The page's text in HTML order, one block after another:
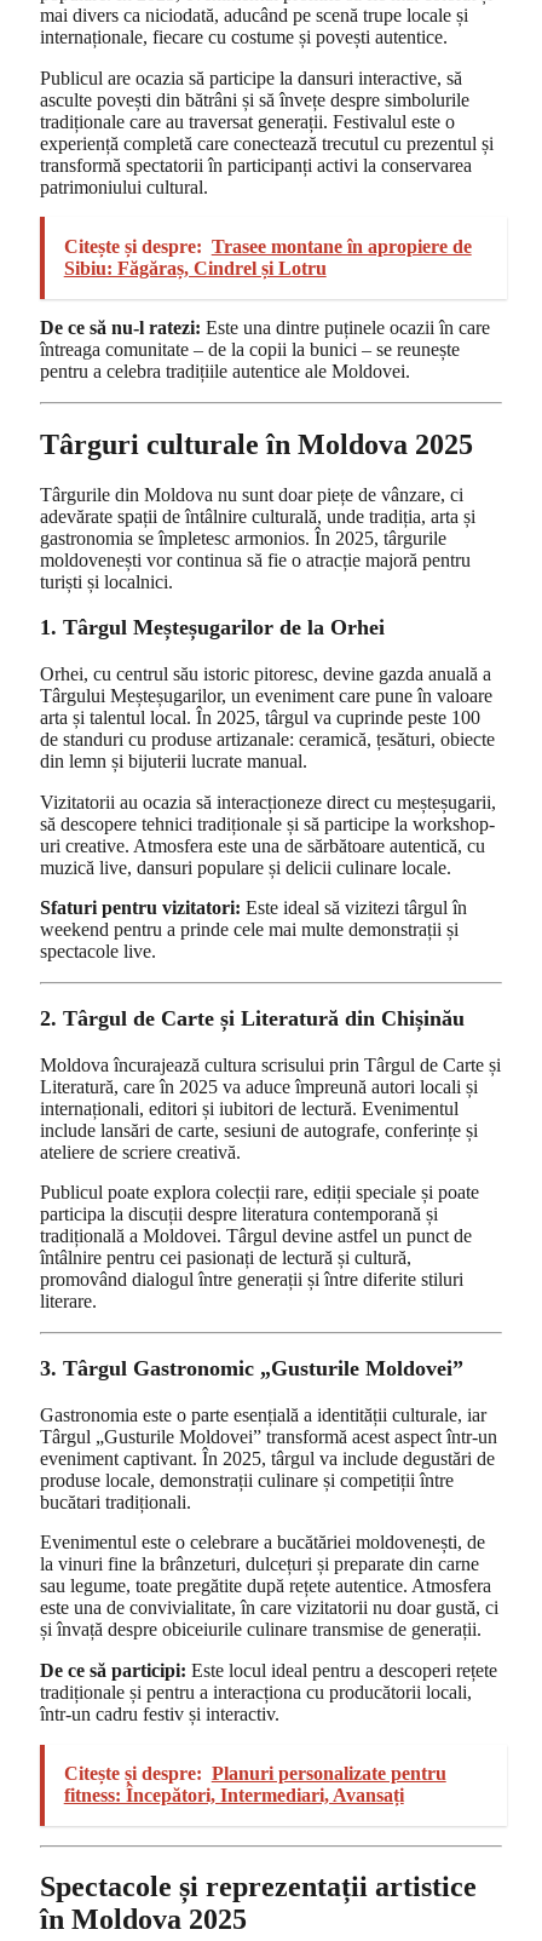
mai divers ca niciodată, aducând pe scenă trupe locale și
internaționale, fiecare cu costume și povești autentice.
Publicul are ocazia să participe la dansuri interactive, să
asculte povești din bătrâni și să învețe despre simbolurile
tradiționale care au traversat generații. Festivalul este o
experiență completă care conectează trecutul cu prezentul și
transformă spectatorii în participanți activi la conservarea
patrimoniului cultural.
Citește și despre: Trasee montane în apropiere de
Sibiu: Făgăraș, Cindrel și Lotru
De ce să nu-l ratezi: Este una dintre puținele ocazii în care
întreaga comunitate – de la copii la bunici – se reunește
pentru a celebra tradițiile autentice ale Moldovei.
Târguri culturale în Moldova 2025
Târgurile din Moldova nu sunt doar piețe de vânzare, ci
adevărate spații de întâlnire culturală, unde tradiția, arta și
gastronomia se împletesc armonios. În 2025, târgurile
moldovenești vor continua să fie o atracție majoră pentru
turiști și localnici.
1. Târgul Meșteșugarilor de la Orhei
Orhei, cu centrul său istoric pitoresc, devine gazda anuală a
Târgului Meșteșugarilor, un eveniment care pune în valoare
arta și talentul local. În 2025, târgul va cuprinde peste 100
de standuri cu produse artizanale: ceramică, țesături, obiecte
din lemn și bijuterii lucrate manual.
Vizitatorii au ocazia să interacționeze direct cu meșteșugarii,
să descopere tehnici tradiționale și să participe la workshop-
uri creative. Atmosfera este una de sărbătoare autentică, cu
muzică live, dansuri populare și delicii culinare locale.
Sfaturi pentru vizitatori: Este ideal să vizitezi târgul în
weekend pentru a prinde cele mai multe demonstrații și
spectacole live.
2. Târgul de Carte și Literatură din Chișinău
Moldova încurajează cultura scrisului prin Târgul de Carte și
Literatură, care în 2025 va aduce împreună autori locali și
internaționali, editori și iubitori de lectură. Evenimentul
include lansări de carte, sesiuni de autografe, conferințe și
ateliere de scriere creativă.
Publicul poate explora colecții rare, ediții speciale și poate
participa la discuții despre literatura contemporană și
tradițională a Moldovei. Târgul devine astfel un punct de
întâlnire pentru cei pasionați de lectură și cultură,
promovând dialogul între generații și între diferite stiluri
literare.
3. Târgul Gastronomic „Gusturile Moldovei”
Gastronomia este o parte esențială a identității culturale, iar
Târgul „Gusturile Moldovei” transformă acest aspect într-un
eveniment captivant. În 2025, târgul va include degustări de
produse locale, demonstrații culinare și competiții între
bucătari tradiționali.
Evenimentul este o celebrare a bucătăriei moldovenești, de
la vinuri fine la brânzeturi, dulcețuri și preparate din carne
sau legume, toate pregătite după rețete autentice. Atmosfera
este una de convivialitate, în care vizitatorii nu doar gustă, ci
și învață despre obiceiurile culinare transmise de generații.
De ce să participi: Este locul ideal pentru a descoperi rețete
tradiționale și pentru a interacționa cu producătorii locali,
într-un cadru festiv și interactiv.
Citește și despre: Planuri personalizate pentru
fitness: Începători, Intermediari, Avansați
Spectacole și reprezentații artistice
în Moldova 2025